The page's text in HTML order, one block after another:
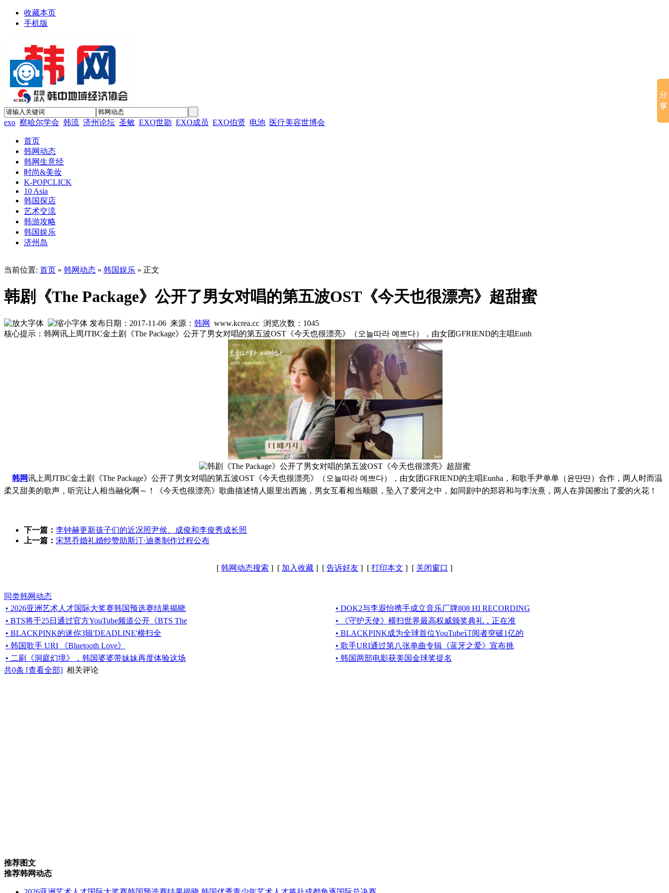
收藏本页
手机版
exo 察哈尔学会 韩流 济州论坛 圣敏 EXO世勋 EXO成员 EXO伯贤 电池 医疗美容世博会
首页
韩网动态
韩网生意经
时尚&美妆
K-POPCLICK
10 Asia
韩国探店
艺术交流
韩游攻略
韩国娱乐
济州岛
当前位置: 首页 » 韩网动态 » 韩国娱乐 » 正文
韩剧《The Package》公开了男女对唱的第五波OST《今天也很漂亮》超甜蜜
发布日期：2017-11-06 来源： 韩网 www.kcrea.cc 浏览次数： 1045
核心提示：韩网讯上周JTBC金土剧《The Package》公开了男女对唱的第五波OST《今天也很漂亮》（오늘따라 예쁘다），由女团GFRIEND的主唱Eunh
韩网讯上周JTBC金土剧《The Package》公开了男女对唱的第五波OST《今天也很漂亮》（오늘따라 예쁘다），由女团GFRIEND的主唱Eunha，和歌手尹单单（윤딴딴）合作，两人时而温
柔又甜美的歌声，听完让人相当融化啊～！《今天也很漂亮》歌曲描述情人眼里出西施，男女互看相当顺眼，坠入了爱河之中，如同剧中的郑容和与李沇熹，两人在异国擦出了爱的火花！
下一篇： 李钟赫更新孩子们的近况照尹侯、成俊和李俊秀成长照
上一篇： 宋慧乔婚礼婚纱赞助斯汀·迪奥制作过程公布
[ 韩网动态搜索 ] [ 加入收藏 ] [ 告诉好友 ] [ 打印本文 ] [ 关闭窗口 ]
同类韩网动态
• 2026亚洲艺术人才国际大奖赛韩国预选赛结果揭晓
• DOK2与李遐怡携手成立音乐厂牌808 HI RECORDING
• BTS将于25日通过官方YouTube频道公开《BTS The
• 《守护天使》横扫世界最高权威颁奖典礼，正在准
• BLACKPINK的迷你3辑'DEADLINE'横扫全
• BLACKPINK成为全球首位YouTube订阅者突破1亿的
• 韩国歌手 URI 《Bluetooth Love》
• 歌手URI通过第八张单曲专辑《蓝牙之爱》宣布挑
• 二刷《洞庭幻境》，韩国婆婆带妹妹再度体验这场
• 韩国两部电影获美国金球奖提名
共0条 [查看全部] 相关评论
推荐图文
推荐韩网动态